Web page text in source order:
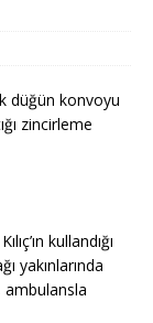
düğün konvoyu
zincirleme
kullandığı
yakınlarında
ambulansla